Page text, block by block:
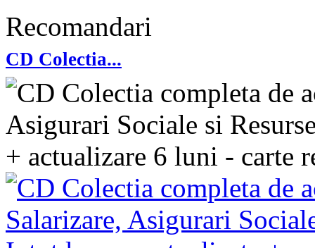
Recomandari
CD Colectia...